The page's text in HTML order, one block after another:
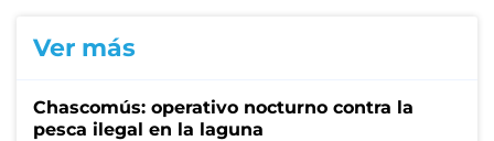
Ver más
Chascomús: operativo nocturno contra la
pesca ilegal en la laguna